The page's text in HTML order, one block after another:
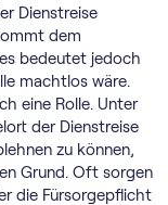
Dienstreise
dem
bedeutet jedoch
machtlos wäre.
eine Rolle. Unter
der Dienstreise
zu können,
Grund. Oft sorgen
die Fürsorgepflicht